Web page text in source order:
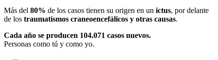
Más del 80% de los casos tienen su origen en un ictus, por delante
de los traumatismos craneoencefálicos y otras causas.
Cada año se producen 104.071 casos nuevos.
Personas como tú y como yo.